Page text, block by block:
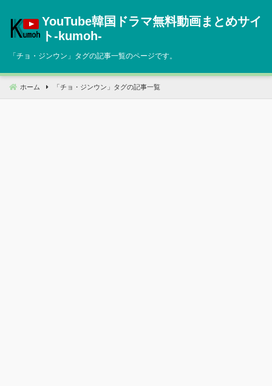
へ
動
YouTube韓国ドラマ無料動画まとめサイ
ト‐kumoh‐
「チョ・ジンウン 」タグの記事一覧のページです。
ホーム 「 チョ・ジンウン 」タグの記事一覧